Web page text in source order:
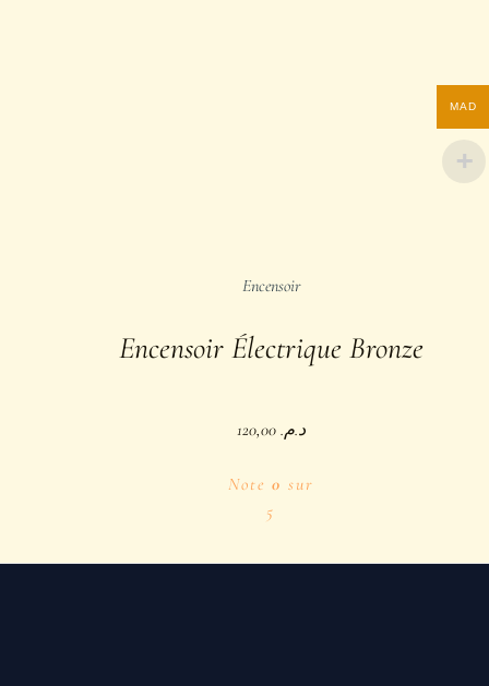
Encensoir
Encensoir Électrique Bronze
د.م. 120,00
Note 0 sur
5
MAD